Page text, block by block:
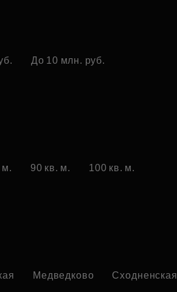
До 10 млн. руб.
м. 90 кв. м. 100 кв. м.
Медведково Сходненская